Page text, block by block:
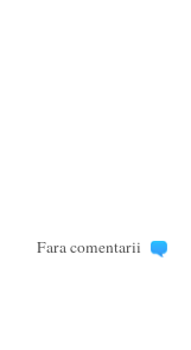
Fara comentarii